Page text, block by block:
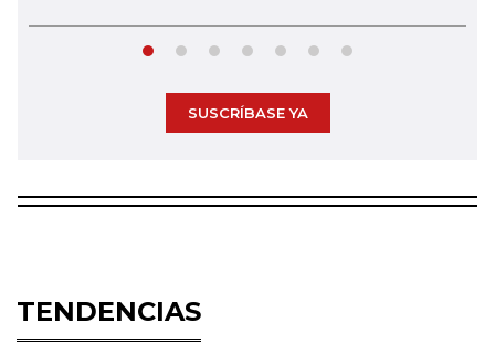
SUSCRÍBASE YA
TENDENCIAS